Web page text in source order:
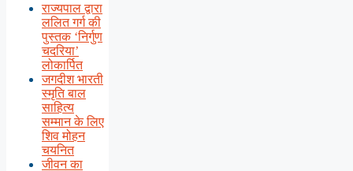
राज्यपाल द्वारा
ललित गर्ग की
पुस्तक ‘निर्गुण
चदरिया’
लोकार्पित
जगदीश भारती
स्मृति बाल
साहित्य
सम्मान के लिए
शिव मोहन
चयनित
जीवन का